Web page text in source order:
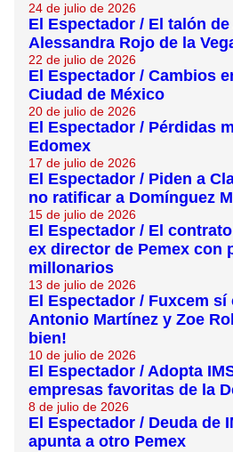
24 de julio de 2026
El Espectador / El talón
Alessandra Rojo de la
22 de julio de 2026
El Espectador / Cambios
Ciudad de México
20 de julio de 2026
El Espectador / Pérdidas
Edomex
17 de julio de 2026
El Espectador / Piden a
no ratificar a Domínguez
15 de julio de 2026
El Espectador / El
ex director de Pemex con
millonarios
13 de julio de 2026
El Espectador / Fuxcem sí
Antonio Martínez y Zoe
bien!
10 de julio de 2026
El Espectador / Adopta
empresas favoritas de la
8 de julio de 2026
El Espectador / Deuda de
apunta a otro Pemex